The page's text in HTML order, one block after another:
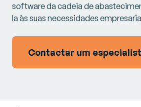
software da cadeia de
la às suas necessidades
Contactar um